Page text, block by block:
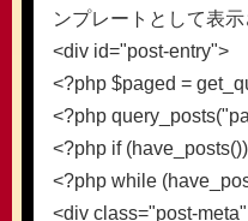
ンプレートとして表
<div id="post-entry">
<?php $paged =
<?php
<?php if
<?php while
<div class="post-